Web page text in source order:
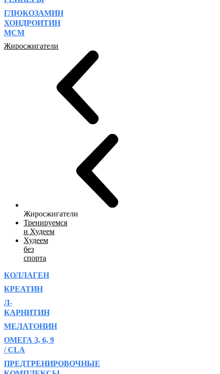
ГЛЮКОЗАМИН
ХОНДРОИТИН
МСМ
Жиросжигатели
Жиросжигатели
Тренируемся
и Худеем
Худеем
без
спорта
КОЛЛАГЕН
КРЕАТИН
Л-
КАРНИТИН
МЕЛАТОНИН
ОМЕГА 3, 6, 9
/ CLA
ПРЕДТРЕНИРОВОЧНЫЕ